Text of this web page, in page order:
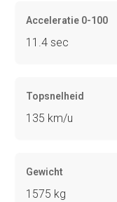
Acceleratie 0-100
11.4 sec
Topsnelheid
135 km/u
Gewicht
1575 kg